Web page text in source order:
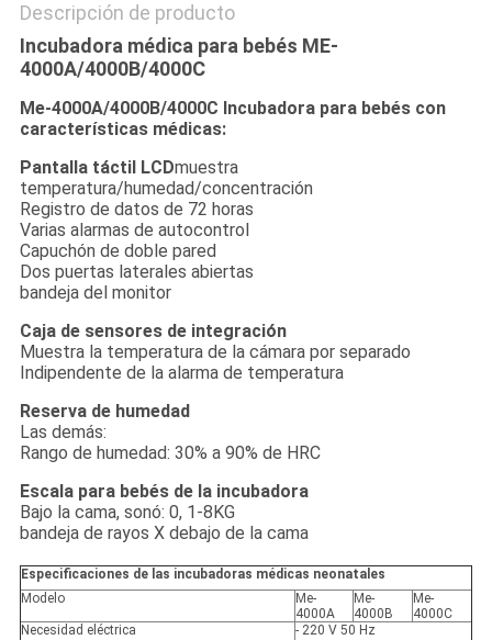
Descripción de producto
Incubadora médica para bebés ME-
4000A/4000B/4000C
Me-4000A/4000B/4000C Incubadora para bebés con
características médicas:
Pantalla táctil LCDmuestra
temperatura/humedad/concentración
Registro de datos de 72 horas
Varias alarmas de autocontrol
Capuchón de doble pared
Dos puertas laterales abiertas
bandeja del monitor
Caja de sensores de integración
Muestra la temperatura de la cámara por separado
Indipendente de la alarma de temperatura
Reserva de humedad
Las demás:
Rango de humedad: 30% a 90% de HRC
Escala para bebés de la incubadora
Bajo la cama, sonó: 0, 1-8KG
bandeja de rayos X debajo de la cama
Especificaciones de las incubadoras médicas neonatales
Modelo
Me-
4000A
Me-
4000B
Me-
4000C
Necesidad eléctrica
- 220 V 50 Hz